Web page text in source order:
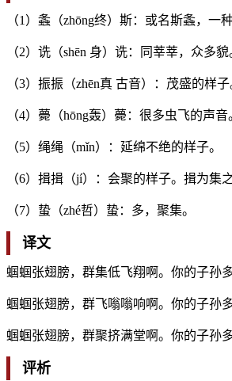
（1）螽（zhōng终）斯：或名斯螽，一
（2）诜（shēn 身）诜：同莘莘，众多貌
（3）振振（zhēn真 古音）：茂盛的样子
（4）薨（hōng轰）薨：很多虫飞的声
（5）绳绳（mǐn）：延绵不绝的样子。
（6）揖揖（jí）：会聚的样子。揖为集
（7）蛰（zhé哲）蛰：多，聚集。
译文
蝈蝈张翅膀，群集低飞翔啊。你的子孙
蝈蝈张翅膀，群飞嗡嗡响啊。你的子孙
蝈蝈张翅膀，群聚挤满堂啊。你的子孙
评析